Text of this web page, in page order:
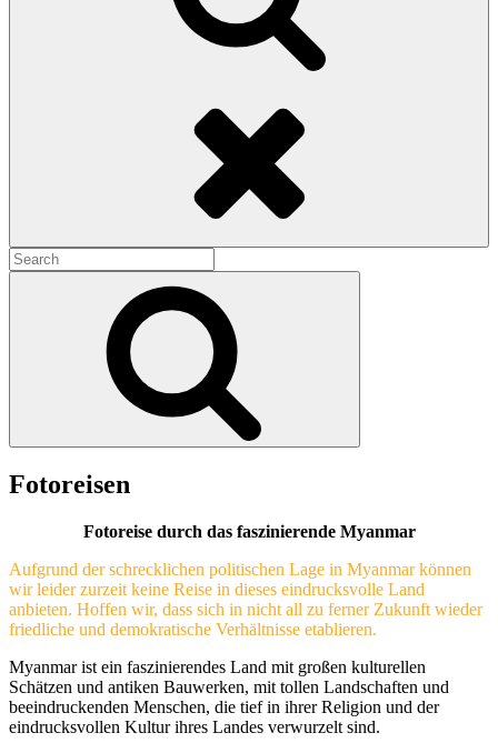
Search
for:
Fotoreisen
Fotoreise durch das faszinierende Myanmar
Aufgrund der schrecklichen politischen Lage in Myanmar können
wir leider zurzeit keine Reise in dieses eindrucksvolle Land
anbieten. Hoffen wir, dass sich in nicht all zu ferner Zukunft wieder
friedliche und demokratische Verhältnisse etablieren.
Myanmar ist ein faszinierendes Land mit großen kulturellen
Schätzen und antiken Bauwerken, mit tollen Landschaften und
beeindruckenden Menschen, die tief in ihrer Religion und der
eindrucksvollen Kultur ihres Landes verwurzelt sind.